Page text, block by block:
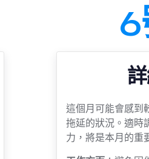
這個月可能會感到
拖延的狀況。適時
力，將是本月的重